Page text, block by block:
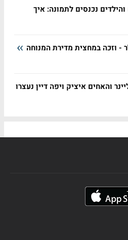
נכנסים לתמונה: איך
והאחים איציק ויפה דיין נעצרו